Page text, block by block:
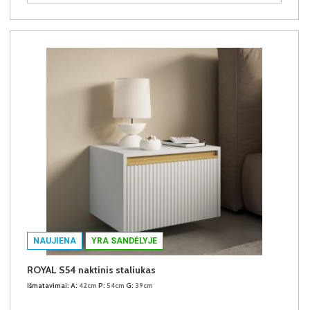
NAUJIENA YRA SANDĖLYJE
ROYAL S54 naktinis staliukas
Išmatavimai: A: 42cm P: 54cm G: 39cm